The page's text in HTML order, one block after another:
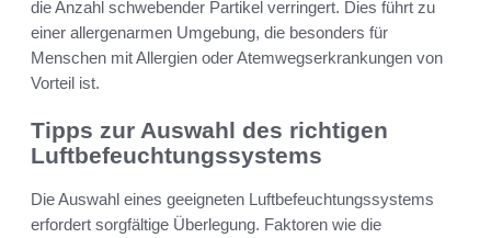
die Anzahl schwebender Partikel verringert. Dies führt zu
einer allergenarmen Umgebung, die besonders für
Menschen mit Allergien oder Atemwegserkrankungen von
Vorteil ist.
Tipps zur Auswahl des richtigen
Luftbefeuchtungssystems
Die Auswahl eines geeigneten Luftbefeuchtungssystems
erfordert sorgfältige Überlegung. Faktoren wie die